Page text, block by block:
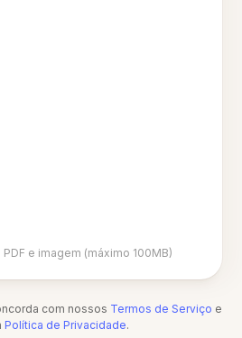
e imagem (máximo 100MB)
com nossos Termos de Serviço e
Política de Privacidade.